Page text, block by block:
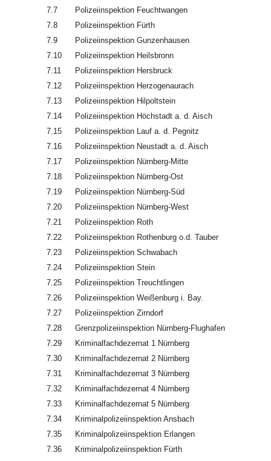
7.7
Polizeiinspektion Feuchtwangen
7.8
Polizeiinspektion Fürth
7.9
Polizeiinspektion Gunzenhausen
7.10
Polizeiinspektion Heilsbronn
7.11
Polizeiinspektion Hersbruck
7.12
Polizeiinspektion Herzogenaurach
7.13
Polizeiinspektion Hilpoltstein
7.14
Polizeiinspektion Höchstadt a. d. Aisch
7.15
Polizeiinspektion Lauf a. d. Pegnitz
7.16
Polizeiinspektion Neustadt a. d. Aisch
7.17
Polizeiinspektion Nürnberg-Mitte
7.18
Polizeiinspektion Nürnberg-Ost
7.19
Polizeiinspektion Nürnberg-Süd
7.20
Polizeiinspektion Nürnberg-West
7.21
Polizeiinspektion Roth
7.22
Polizeiinspektion Rothenburg o.d. Tauber
7.23
Polizeiinspektion Schwabach
7.24
Polizeiinspektion Stein
7.25
Polizeiinspektion Treuchtlingen
7.26
Polizeiinspektion Weißenburg i. Bay.
7.27
Polizeiinspektion Zirndorf
7.28
Grenzpolizeiinspektion Nürnberg-Flughafen
7.29
Kriminalfachdezernat 1 Nürnberg
7.30
Kriminalfachdezernat 2 Nürnberg
7.31
Kriminalfachdezernat 3 Nürnberg
7.32
Kriminalfachdezernat 4 Nürnberg
7.33
Kriminalfachdezernat 5 Nürnberg
7.34
Kriminalpolizeiinspektion Ansbach
7.35
Kriminalpolizeiinspektion Erlangen
7.36
Kriminalpolizeiinspektion Fürth